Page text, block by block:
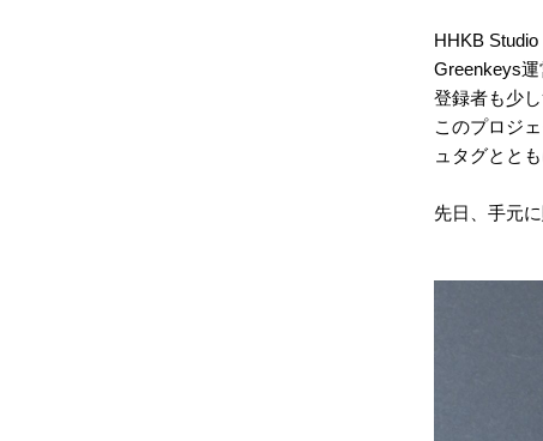
HHKB
Greenkeys運
登録者も少
このプロジ
ュタグとと
先日、手元